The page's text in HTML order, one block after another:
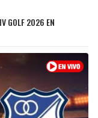
GOLF 2026 EN